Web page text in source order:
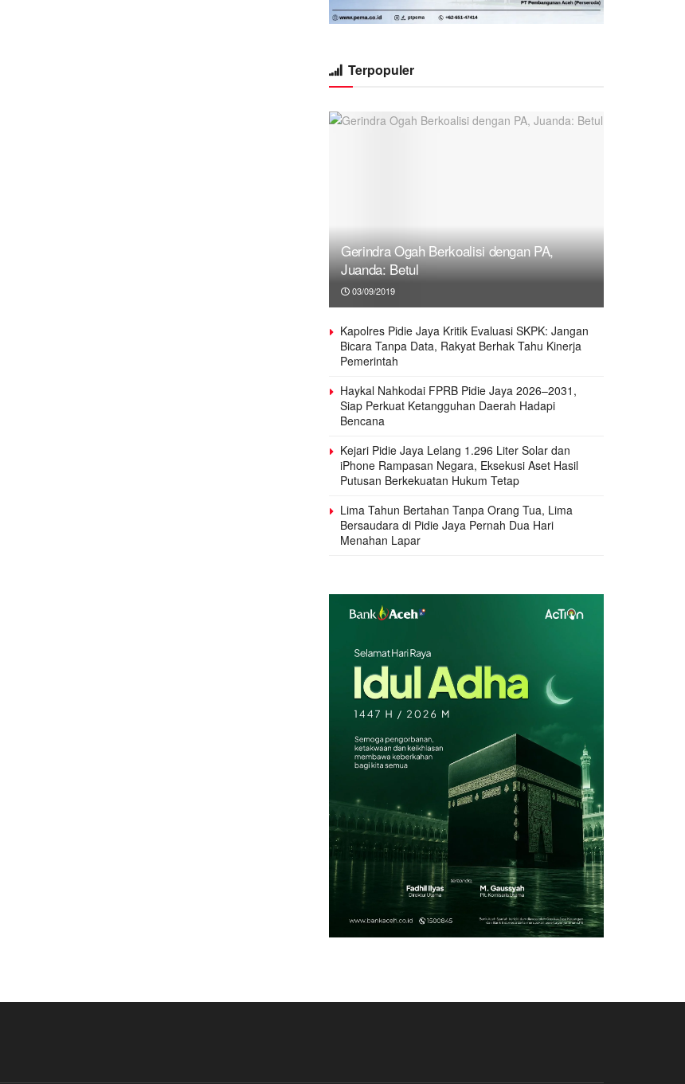
Terpopuler
Gerindra Ogah Berkoalisi dengan PA,
Juanda: Betul
03/09/2019
Kapolres Pidie Jaya Kritik Evaluasi SKPK: Jangan
Bicara Tanpa Data, Rakyat Berhak Tahu Kinerja
Pemerintah
Haykal Nahkodai FPRB Pidie Jaya 2026–2031,
Siap Perkuat Ketangguhan Daerah Hadapi
Bencana
Kejari Pidie Jaya Lelang 1.296 Liter Solar dan
iPhone Rampasan Negara, Eksekusi Aset Hasil
Putusan Berkekuatan Hukum Tetap
Lima Tahun Bertahan Tanpa Orang Tua, Lima
Bersaudara di Pidie Jaya Pernah Dua Hari
Menahan Lapar